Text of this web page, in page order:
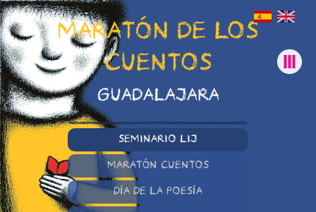
MARATÓN DE LOS
CUENTOS
GUADALAJARA
SEMINARIO LIJ
MARATÓN CUENTOS
DÍA DE LA POESÍA